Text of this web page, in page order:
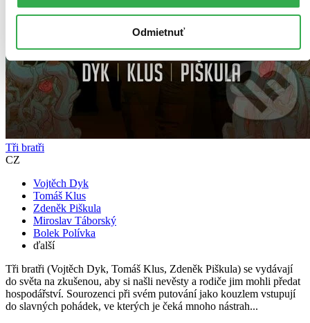
Odmietnuť
Tři bratři
CZ
Vojtěch Dyk
Tomáš Klus
Zdeněk Piškula
Miroslav Táborský
Bolek Polívka
ďalší
Tři bratři (Vojtěch Dyk, Tomáš Klus, Zdeněk Piškula) se vydávají
do světa na zkušenou, aby si našli nevěsty a rodiče jim mohli předat
hospodářství. Sourozenci při svém putování jako kouzlem vstupují
do slavných pohádek, ve kterých je čeká mnoho nástrah...